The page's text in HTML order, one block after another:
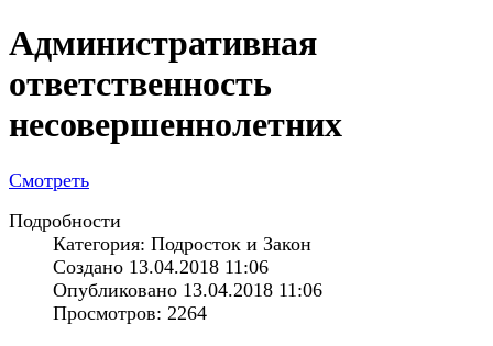
Административная
ответственность
несовершеннолетних
Смотреть
Подробности
Категория: Подросток и Закон
Создано 13.04.2018 11:06
Опубликовано 13.04.2018 11:06
Просмотров: 2264